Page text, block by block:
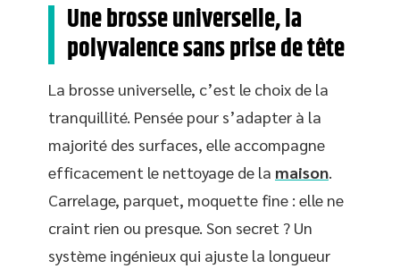
Une brosse universelle, la
polyvalence sans prise de tête
La brosse universelle, c’est le choix de la
tranquillité. Pensée pour s’adapter à la
majorité des surfaces, elle accompagne
efficacement le nettoyage de la maison.
Carrelage, parquet, moquette fine : elle ne
craint rien ou presque. Son secret ? Un
système ingénieux qui ajuste la longueur